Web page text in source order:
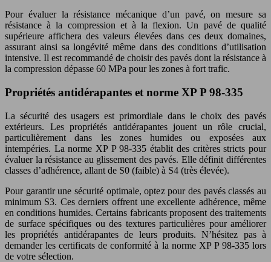
Pour évaluer la résistance mécanique d’un pavé, on mesure sa
résistance à la compression et à la flexion. Un pavé de qualité
supérieure affichera des valeurs élevées dans ces deux domaines,
assurant ainsi sa longévité même dans des conditions d’utilisation
intensive. Il est recommandé de choisir des pavés dont la résistance à
la compression dépasse 60 MPa pour les zones à fort trafic.
Propriétés antidérapantes et norme XP P 98-335
La sécurité des usagers est primordiale dans le choix des pavés
extérieurs. Les propriétés antidérapantes jouent un rôle crucial,
particulièrement dans les zones humides ou exposées aux
intempéries. La norme XP P 98-335 établit des critères stricts pour
évaluer la résistance au glissement des pavés. Elle définit différentes
classes d’adhérence, allant de S0 (faible) à S4 (très élevée).
Pour garantir une sécurité optimale, optez pour des pavés classés au
minimum S3. Ces derniers offrent une excellente adhérence, même
en conditions humides. Certains fabricants proposent des traitements
de surface spécifiques ou des textures particulières pour améliorer
les propriétés antidérapantes de leurs produits. N’hésitez pas à
demander les certificats de conformité à la norme XP P 98-335 lors
de votre sélection.